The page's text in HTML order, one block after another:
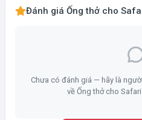
Đánh giá Ống thở cho
Chưa có đánh giá — hãy là
về Ống thở cho